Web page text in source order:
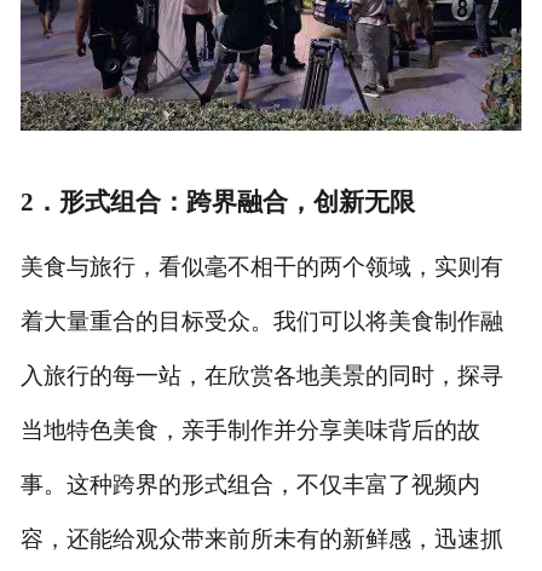
2． 形式组合：跨界融合，创新无限
美食与旅行，看似毫不相干的两个领域，实则有
着大量重合的目标受众。我们可以将美食制作融
入旅行的每一站，在欣赏各地美景的同时，探寻
当地特色美食，亲手制作并分享美味背后的故
事。这种跨界的形式组合，不仅丰富了视频内
容，还能给观众带来前所未有的新鲜感，迅速抓